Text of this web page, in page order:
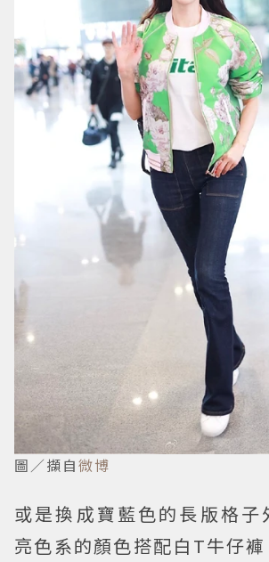
圖／擷自微博
或是換成寶藍色的長版格子
亮色系的顏色搭配白T牛仔